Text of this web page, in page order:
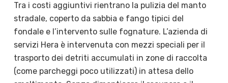
Tra i costi aggiuntivi rientrano la pulizia del manto
stradale, coperto da sabbia e fango tipici del
fondale e l’intervento sulle fognature. L’azienda di
servizi Hera è intervenuta con mezzi speciali per il
trasporto dei detriti accumulati in zone di raccolta
(come parcheggi poco utilizzati) in attesa dello